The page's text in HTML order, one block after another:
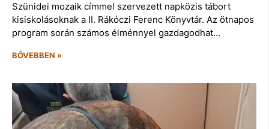
Szünidei mozaik címmel szervezett napközis tábort
kisiskolásoknak a II. Rákóczi Ferenc Könyvtár. Az ötnapos
program során számos élménnyel gazdagodhat…
BŐVEBBEN »